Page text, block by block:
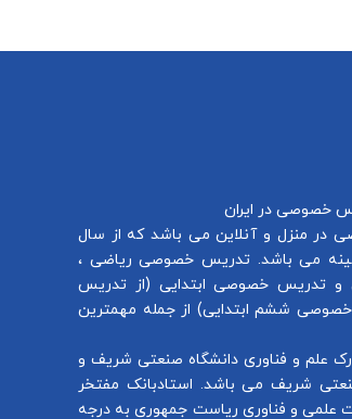
خصوصی در ایران
در منزل و آنلاین می باشد که از سال
تدریس خصوصی ریاضی ،
و تدریس خصوصی ابتدایی (از تدریس
ششم ابتدایی) از جمله مهمترین
علم و فناوری دانشگاه صنعتی شریف و
شریف می باشد. استادبانک مفتخر
علمی و فناوری ریاست جمهوری به درجه